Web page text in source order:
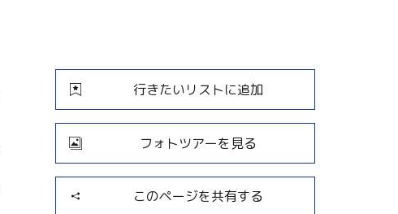
行きたいリストに追加
フォトツアーを見る
このページを共有する